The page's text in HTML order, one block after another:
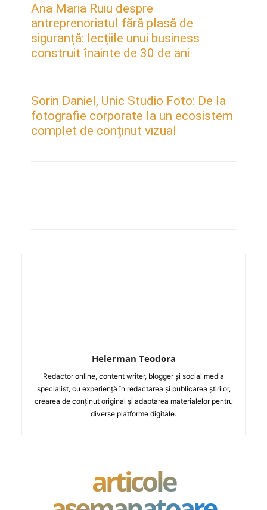
Ana Maria Ruiu despre
antreprenoriatul fără plasă de
siguranță: lecțiile unui business
construit înainte de 30 de ani
Sorin Daniel, Unic Studio Foto: De la
fotografie corporate la un ecosistem
complet de conținut vizual
Helerman Teodora
Redactor online, content writer, blogger și social media
specialist, cu experiență în redactarea și publicarea știrilor,
crearea de conținut original și adaptarea materialelor pentru
diverse platforme digitale.
articole